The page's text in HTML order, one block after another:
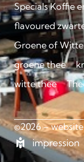
Specials Koffie
flavoured
Groene of
groene thee
witte thee
©2026 –
impression